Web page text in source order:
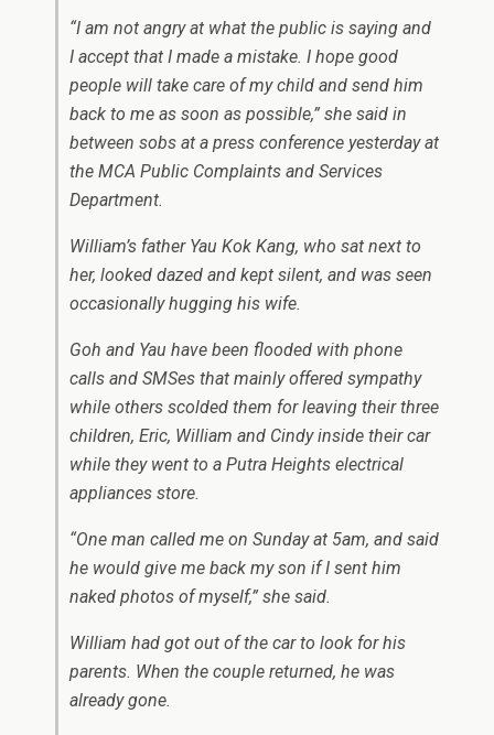
“I am not angry at what the public is saying and
I accept that I made a mistake. I hope good
people will take care of my child and send him
back to me as soon as possible,” she said in
between sobs at a press conference yesterday at
the MCA Public Complaints and Services
Department.
William’s father Yau Kok Kang, who sat next to
her, looked dazed and kept silent, and was seen
occasionally hugging his wife.
Goh and Yau have been flooded with phone
calls and SMSes that mainly offered sympathy
while others scolded them for leaving their three
children, Eric, William and Cindy inside their car
while they went to a Putra Heights electrical
appliances store.
“One man called me on Sunday at 5am, and said
he would give me back my son if I sent him
naked photos of myself,” she said.
William had got out of the car to look for his
parents. When the couple returned, he was
already gone.